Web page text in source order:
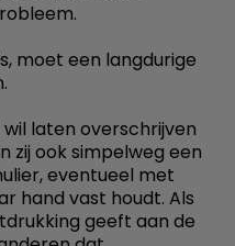
moet een langdurige
laten overschrijven
zij ook simpelweg een
eventueel met
hand vast houdt. Als
geeft aan de